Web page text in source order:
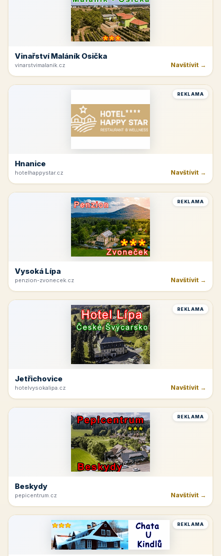
Vinařství Maláník Osička
vinarstvimalanik.cz Navštívit →
REKLAMA
Hnanice
hotelhappystar.cz Navštívit →
REKLAMA
Vysoká Lípa
penzion-zvonecek.cz Navštívit →
REKLAMA
Jetřichovice
hotelvysokalipa.cz Navštívit →
REKLAMA
Beskydy
pepicentrum.cz Navštívit →
REKLAMA